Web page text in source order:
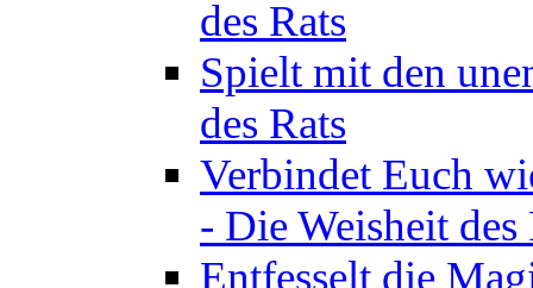
des Rats
Spielt mit den
des Rats
Verbindet Euch
- Die Weisheit des
Entfesselt die